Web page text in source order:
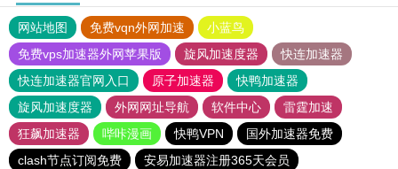
网站地图 免费vqn外网加速
小蓝鸟
免费vps加速器外网苹果版
旋风加速度器
快连加速器
快连加速器官网入口
原子加速器
快鸭加速器
旋风加速度器
外网网址导航 软件中心
雷霆加速
狂飙加速器
哔咔漫画 快鸭VPN
国外加速器免费
clash节点订阅免费
安易加速器注册365天会员